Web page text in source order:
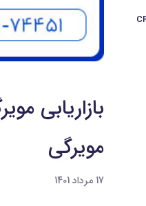
بازاریابی
مویرگی
17 مرداد 1401